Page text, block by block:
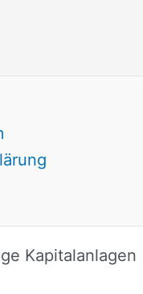
Kapitalanlagen